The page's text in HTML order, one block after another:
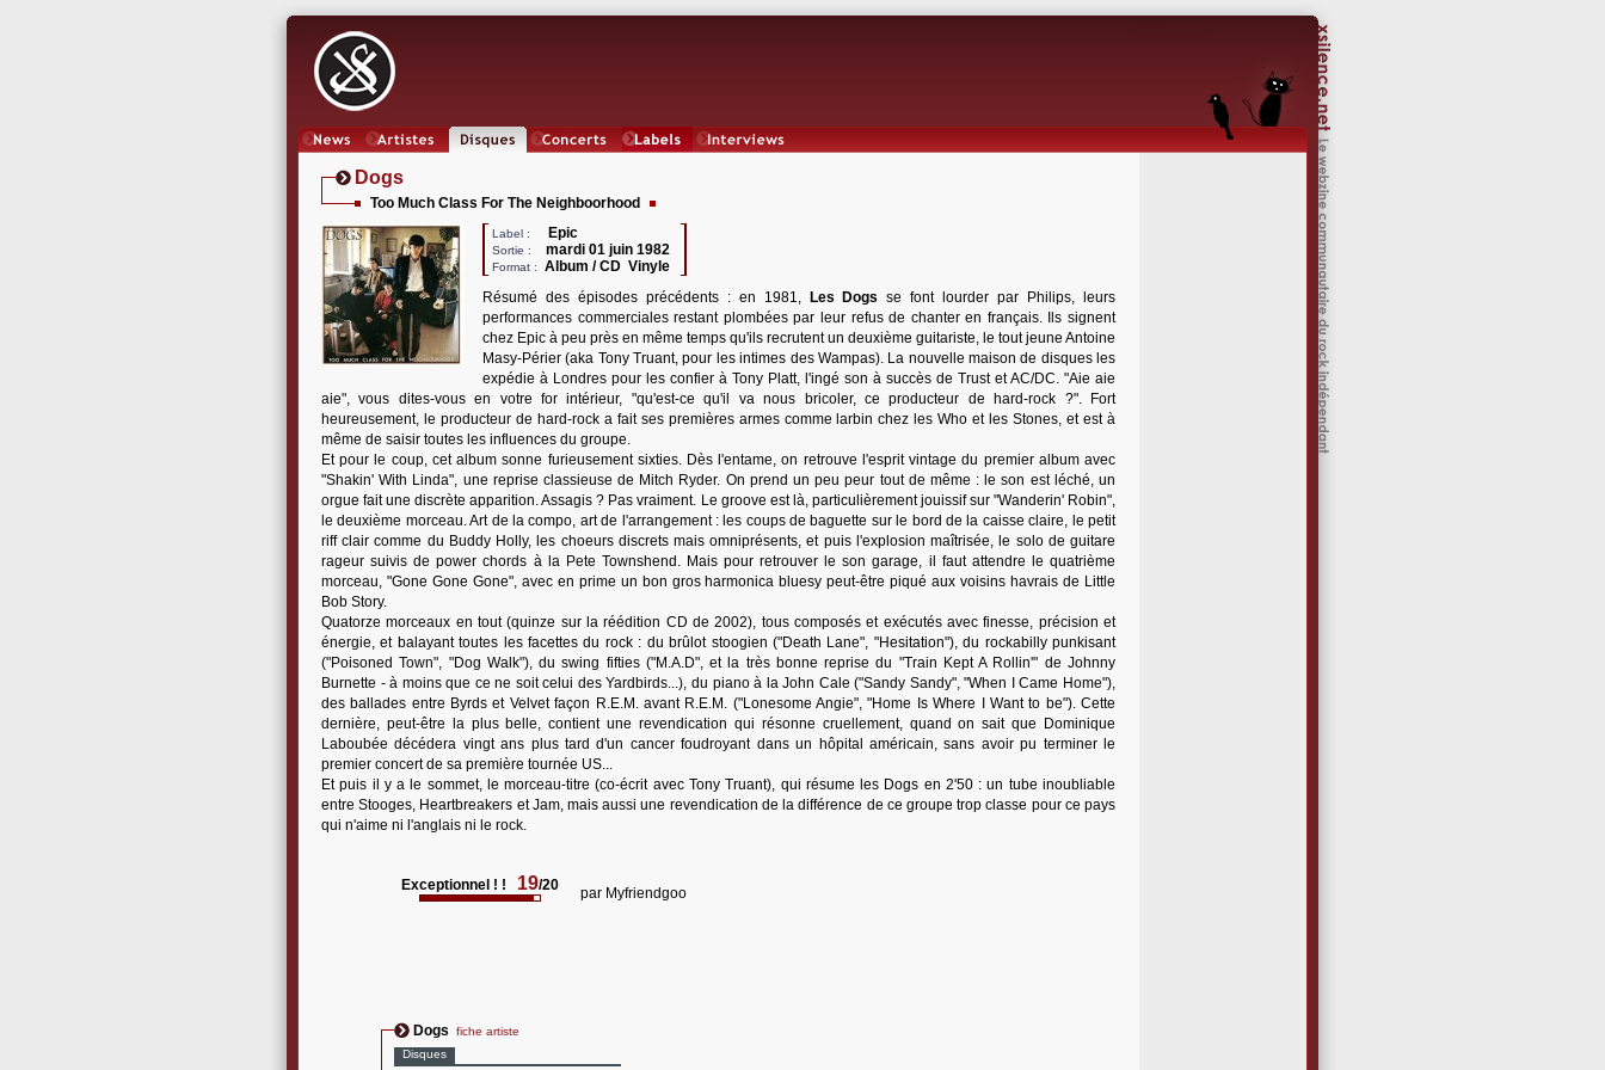
Dogs
Too Much Class For The Neighboorhood
Label : Epic
Sortie : mardi 01 juin 1982
Format :
Album / CD Vinyle
Résumé des épisodes précédents : en 1981,
Les Dogs se font lourder par Philips, leurs
performances commerciales restant plombées par leur refus de chanter en français. Ils signent
chez Epic à peu près en même temps qu'ils recrutent un deuxième guitariste, le tout jeune Antoine
Masy-Périer (aka Tony Truant, pour les intimes des Wampas). La nouvelle maison de disques les
expédie à Londres pour les confier à Tony Platt, l'ingé son à succès de Trust et AC/DC. "Aie aie
aie", vous dites-vous en votre for intérieur, "qu'est-ce qu'il va nous bricoler, ce producteur de hard-rock ?". Fort
heureusement, le producteur de hard-rock a fait ses premières armes comme larbin chez les Who et les Stones, et est à
même de saisir toutes les influences du groupe.
Et pour le coup, cet album sonne furieusement sixties. Dès l'entame, on retrouve l'esprit vintage du premier album avec
"Shakin' With Linda", une reprise classieuse de Mitch Ryder. On prend un peu peur tout de même : le son est léché, un
orgue fait une discrète apparition. Assagis ? Pas vraiment. Le groove est là, particulièrement jouissif sur "Wanderin' Robin",
le deuxième morceau. Art de la compo, art de l'arrangement : les coups de baguette sur le bord de la caisse claire, le petit
riff clair comme du Buddy Holly, les choeurs discrets mais omniprésents, et puis l'explosion maîtrisée, le solo de guitare
rageur suivis de power chords à la Pete Townshend. Mais pour retrouver le son garage, il faut attendre le quatrième
morceau, "Gone Gone Gone", avec en prime un bon gros harmonica bluesy peut-être piqué aux voisins havrais de Little
Bob Story.
Quatorze morceaux en tout (quinze sur la réédition CD de 2002), tous composés et exécutés avec finesse, précision et
énergie, et balayant toutes les facettes du rock : du brûlot stoogien ("Death Lane", "Hesitation"), du rockabilly punkisant
("Poisoned Town", "Dog Walk"), du swing fifties ("M.A.D", et la très bonne reprise du "Train Kept A Rollin'" de Johnny
Burnette - à moins que ce ne soit celui des Yardbirds...), du piano à la John Cale ("Sandy Sandy", "When I Came Home"),
des ballades entre Byrds et Velvet façon R.E.M. avant R.E.M. ("Lonesome Angie", "Home Is Where I Want to be"). Cette
dernière, peut-être la plus belle, contient une revendication qui résonne cruellement, quand on sait que Dominique
Laboubée décédera vingt ans plus tard d'un cancer foudroyant dans un hôpital américain, sans avoir pu terminer le
premier concert de sa première tournée US...
Et puis il y a le sommet, le morceau-titre (co-écrit avec Tony Truant), qui résume les Dogs en 2'50 : un tube inoubliable
entre Stooges, Heartbreakers et Jam, mais aussi une revendication de la différence de ce groupe trop classe pour ce pays
qui n'aime ni l'anglais ni le rock.
Exceptionnel ! ! 19/20 par Myfriendgoo
Dogs
fiche artiste
Disques